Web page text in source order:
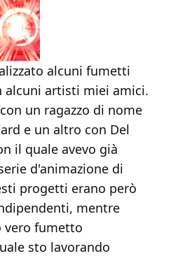
alcuni fumetti
alcuni artisti miei amici.
un ragazzo di nome
e un altro con Del
il quale avevo già
d'animazione di
progetti erano però
mentre
vero fumetto
sto lavorando